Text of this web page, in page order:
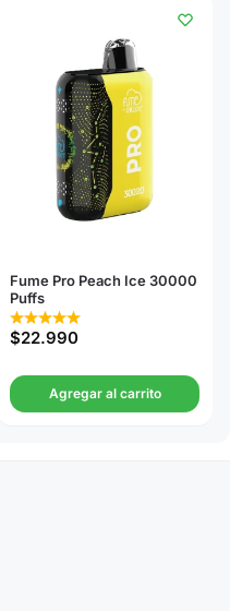
Fume Pro Peach Ice 30000
Puffs
$22.990
Agregar al carrito